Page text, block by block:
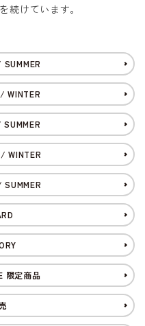
続けています。
WINTER
WINTER
限定商品